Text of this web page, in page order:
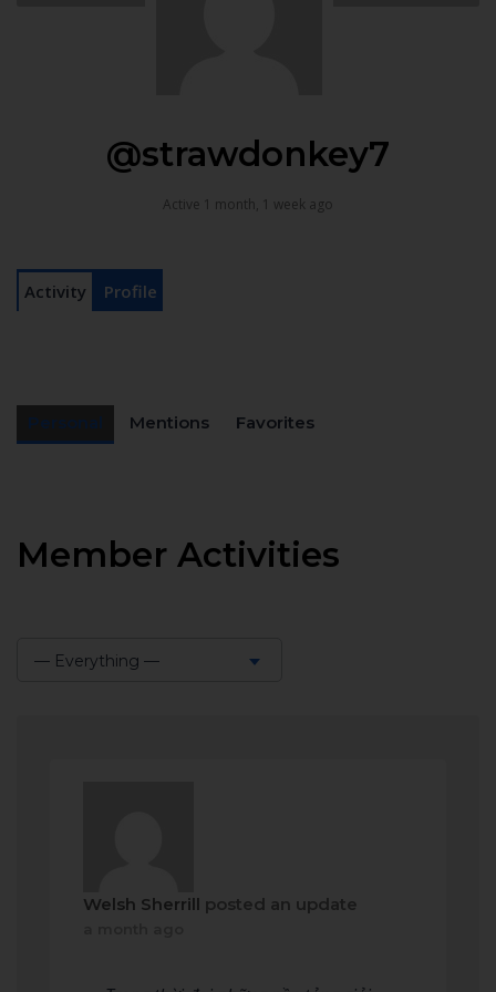
@strawdonkey7
Active 1 month, 1 week ago
Activity Profile
Mentions Favorites
Member Activities
— Everything —
Welsh Sherrill posted an update